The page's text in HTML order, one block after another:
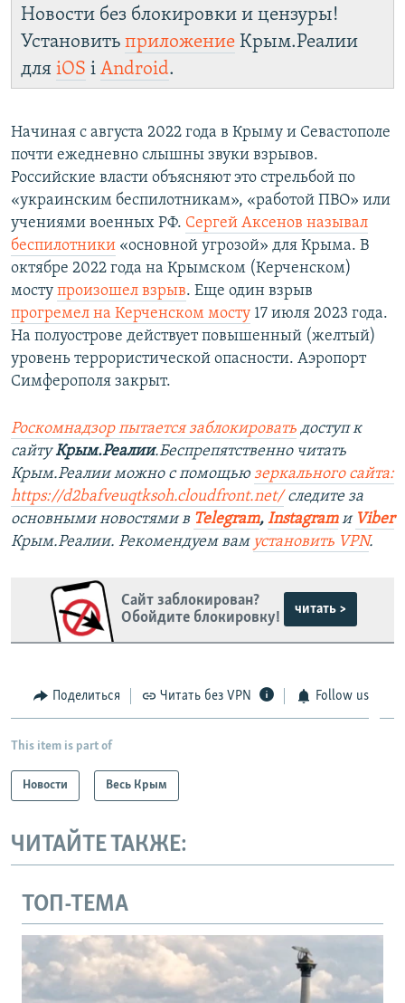
Новости без блокировки и цензуры!
Установить приложение Крым.Реалии
для iOS і Android.
Начиная с августа 2022 года в Крыму и Севастополе
почти ежедневно слышны звуки взрывов.
Российские власти объясняют это стрельбой по
«украинским беспилотникам», «работой ПВО» или
учениями военных РФ. Сергей Аксенов называл
беспилотники «основной угрозой» для Крыма. В
октябре 2022 года на Крымском (Керченском)
мосту произошел взрыв. Еще один взрыв
прогремел на Керченском мосту 17 июля 2023 года.
На полуострове действует повышенный (желтый)
уровень террористической опасности. Аэропорт
Симферополя закрыт.
Роскомнадзор пытается заблокировать доступ к
сайтуКрым.Реалии.Беспрепятственно читать
Крым.Реалии можно с помощью зеркального сайта:
https://d2bafveuqtksoh.cloudfront.net/следите за
основными новостями в Telegram, Instagramи Viber
Крым.Реалии. Рекомендуем вам установить VPN.
Сайт заблокирован?
Обойдите блокировку!
читать >
Поделиться Читать без VPN Follow us
This item is part of
Новости Весь Крым
ЧИТАЙТЕ ТАКЖЕ:
ТОП-ТЕМА